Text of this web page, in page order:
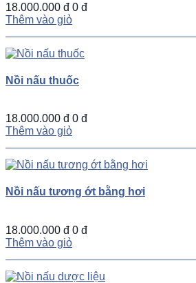
18.000.000 đ 0 đ
Thêm vào giỏ
Nồi nấu thuốc
18.000.000 đ 0 đ
Thêm vào giỏ
Nồi nấu tương ớt bằng hơi
18.000.000 đ 0 đ
Thêm vào giỏ